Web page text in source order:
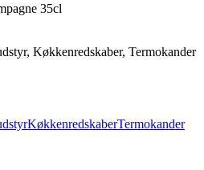
35cl
Køkkenredskaber, Termokander
KøkkenredskaberTermokander